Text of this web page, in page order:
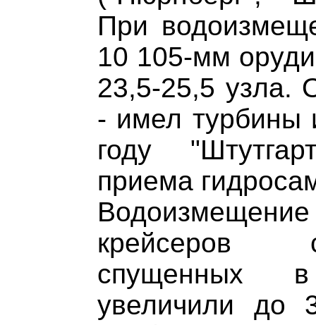
При
10 105-мм
23,5-25,5 узла.
- имел турбины
году
приема
крейсеров
спущенных
увеличили до